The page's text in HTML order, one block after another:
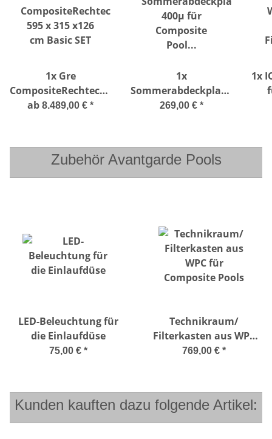
1x Gre
CompositeRechteckpool
595 x 315 x126 cm
ab 8.489,00 € *
1x
Sommerabdeckplanen
269,00 € *
1x
Zubehör Avantgarde Pools
LED-Beleuchtung für
die Einlaufdüse
75,00 € *
Technikraum/
Filterkasten aus WPC
für Composite Pools
769,00 € *
Kunden kauften dazu folgende Artikel: